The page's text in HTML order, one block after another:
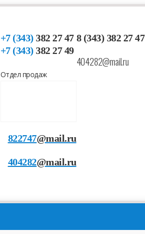
+7 (343) 382 27 47
+7 (343) 382 27 49
Отдел продаж
822747@mail.ru
404282@mail.ru
8 (343) 382 27 47
404282@mail.ru